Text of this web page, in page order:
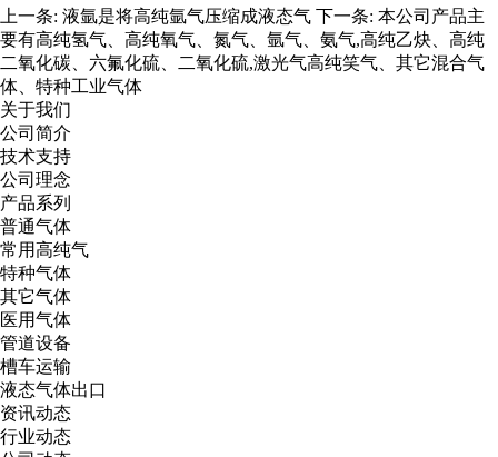
上一条: 液氩是将高纯氩气压缩成液态气 下一条: 本公司产品主
要有高纯氢气、高纯氧气、氮气、氩气、氨气,高纯乙炔、高纯
二氧化碳、六氟化硫、二氧化硫,激光气高纯笑气、其它混合气
体、特种工业气体
关于我们
公司简介
技术支持
公司理念
产品系列
普通气体
常用高纯气
特种气体
其它气体
医用气体
管道设备
槽车运输
液态气体出口
资讯动态
行业动态